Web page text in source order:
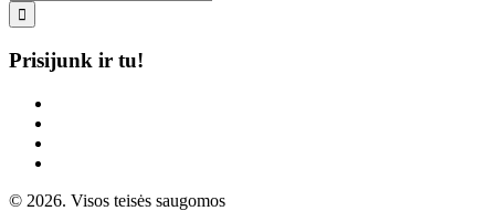

Prisijunk ir tu!
© 2026. Visos teisės saugomos